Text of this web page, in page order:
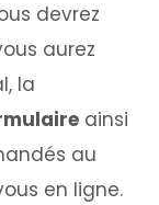
devrez
aurez
la
ainsi
au
en ligne.